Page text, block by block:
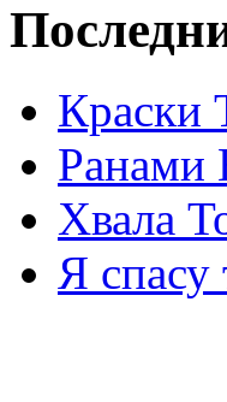
Краски
Ранами
Хвала
Я спасу